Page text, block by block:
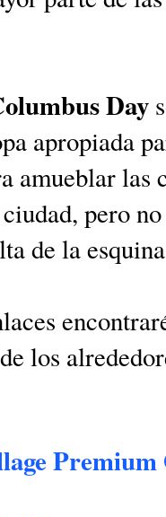
Day
apropiada
amueblar las
pero
de la
de los
Premium